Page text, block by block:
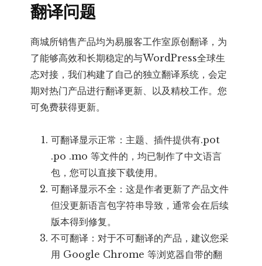
翻译问题
商城所销售产品均为易服客工作室原创翻译，为
了能够高效和长期稳定的与WordPress全球生
态对接，我们构建了自己的独立翻译系统，会定
期对热门产品进行翻译更新、以及精校工作。您
可免费获得更新。
可翻译显示正常：主题、插件提供有.pot
.po .mo 等文件的，均已制作了中文语言
包，您可以直接下载使用。
可翻译显示不全：这是作者更新了产品文件
但没更新语言包字符串导致，通常会在后续
版本得到修复。
不可翻译：对于不可翻译的产品，建议您采
用 Google Chrome 等浏览器自带的翻